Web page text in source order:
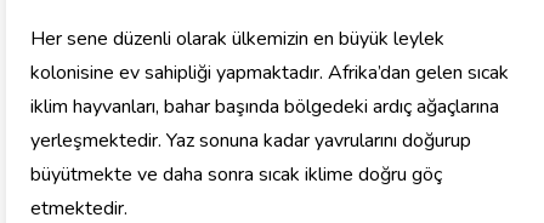
Her sene düzenli olarak ülkemizin en büyük leylek
kolonisine ev sahipliği yapmaktadır. Afrika’dan gelen sıcak
iklim hayvanları, bahar başında bölgedeki ardıç ağaçlarına
yerleşmektedir. Yaz sonuna kadar yavrularını doğurup
büyütmekte ve daha sonra sıcak iklime doğru göç
etmektedir.